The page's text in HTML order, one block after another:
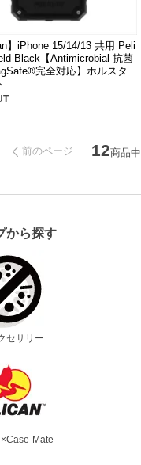
】iPhone 15/14/13 共用 Peli
Black【Antimicrobial 抗菌
完全対応】ホルスタ
前のページ 12商品中
から探す
セサリー
Mate